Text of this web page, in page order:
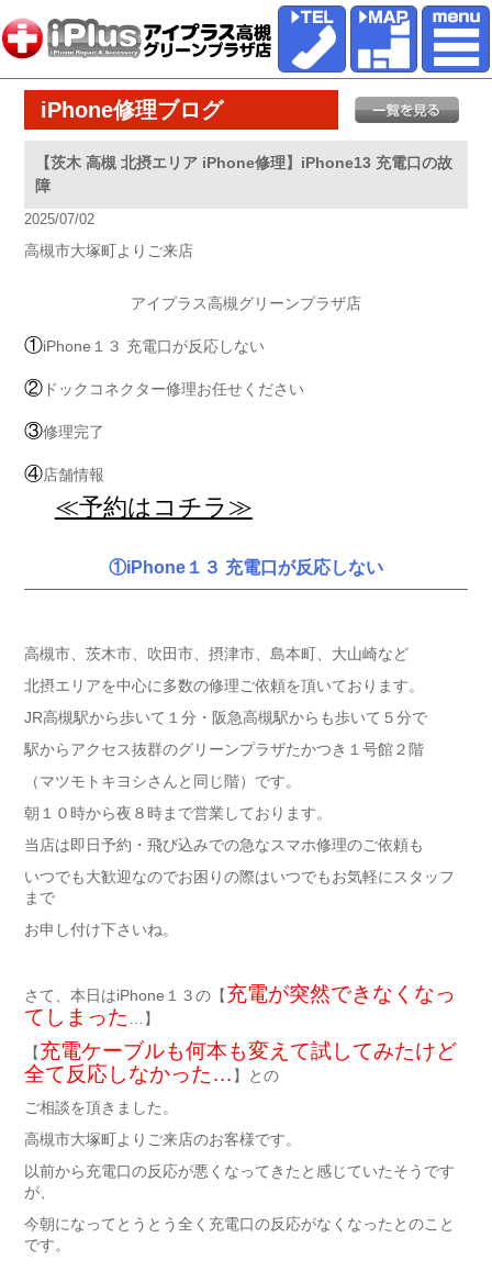
iPhone修理ブログ
【茨木 高槻 北摂エリア iPhone修理】iPhone13 充電口の故
障
2025/07/02
高槻市大塚町よりご来店
アイプラス高槻グリーンプラザ店
①iPhone１３ 充電口が反応しない
②ドックコネクター修理お任せください
③修理完了
④店舗情報
≪予約はコチラ≫
①iPhone１３ 充電口が反応しない
高槻市、茨木市、吹田市、摂津市、島本町、大山崎など
北摂エリアを中心に多数の修理ご依頼を頂いております。
JR高槻駅から歩いて１分・阪急高槻駅からも歩いて５分で
駅からアクセス抜群のグリーンプラザたかつき１号館２階
（マツモトキヨシさんと同じ階）です。
朝１０時から夜８時まで営業しております。
当店は即日予約・飛び込みでの急なスマホ修理のご依頼も
いつでも大歓迎なのでお困りの際はいつでもお気軽にスタッフ
まで
お申し付け下さいね。
さて、本日はiPhone１３の【充電が突然できなくなっ
てしまった
…】
【充電ケーブルも何本も変えて試してみたけど
全て反応しなかった… 】との
ご相談を頂きました。
高槻市大塚町よりご来店のお客様です。
以前から充電口の反応が悪くなってきたと感じていたそうです
が、
今朝になってとうとう全く充電口の反応がなくなったとのこと
です。